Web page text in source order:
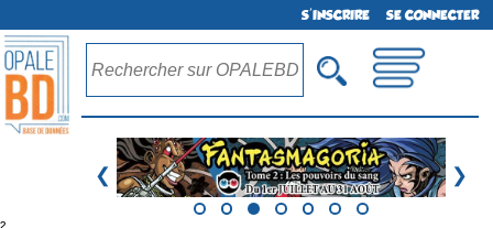
S'INSCRIRE SE CONNECTER
❮ ❯